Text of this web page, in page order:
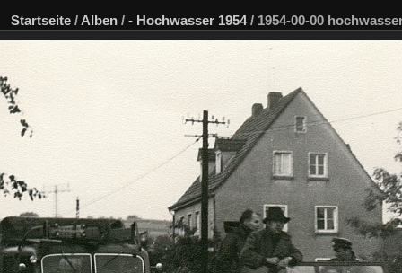
Startseite / Alben / - Hochwasser 1954/ 1954-00-00